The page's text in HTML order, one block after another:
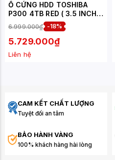
Ổ CỨNG HDD TOSHIBA
P300 4TB RED ( 3.5 INCH
SATA III - 5400RPM -
128MB ) ( HDWD240AZSTA
)
6.999.000₫ -18%
5.729.000₫
Liên hệ
CAM KẾT CHẤT LƯỢNG
Tuyệt đối an tâm
BẢO HÀNH VÀNG
100% khách hàng hài lòng